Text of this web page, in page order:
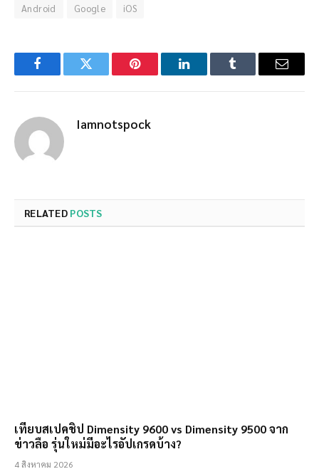
Android Google iOS
FacebookTwitter Pinterest LinkedInTumblr Email
Iamnotspock
RELATED POSTS
เทียบสเปคชิป Dimensity 9600 vs Dimensity 9500 จาก
ข่าวลือ รุ่นใหม่มีอะไรอัปเกรดบ้าง?
4 สิงหาคม 2026